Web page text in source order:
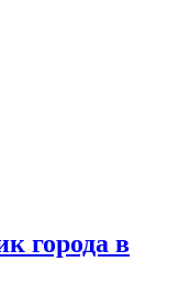
города в